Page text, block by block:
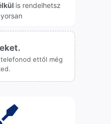
is rendelhetsz
ettől még